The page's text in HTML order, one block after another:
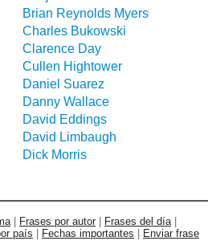
Brian Reynolds Myers
Charles Bukowski
Clarence Day
Cullen Hightower
Daniel Suarez
Danny Wallace
David Eddings
David Limbaugh
Dick Morris
Frases por autor Frases del día
país Fechas importantes Enviar frase